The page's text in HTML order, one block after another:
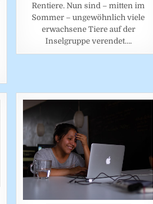
Rentiere. Nun sind – mitten im
Sommer – ungewöhnlich viele
erwachsene Tiere auf der
Inselgruppe verendet….